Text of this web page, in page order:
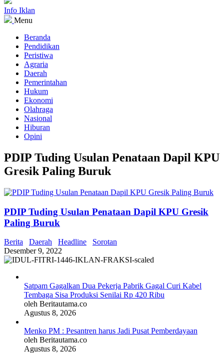
Info Iklan
Menu
Beranda
Pendidikan
Peristiwa
Agraria
Daerah
Pemerintahan
Hukum
Ekonomi
Olahraga
Nasional
Hiburan
Opini
PDIP Tuding Usulan Penataan Dapil KPU
Gresik Paling Buruk
PDIP Tuding Usulan Penataan Dapil KPU Gresik
Paling Buruk
Berita Daerah Headline
Sorotan
Desember 9, 2022
Satpam Gagalkan Dua Pekerja Pabrik Gagal Curi Kabel
Tembaga Sisa Produksi Senilai Rp 420 Ribu
oleh Beritautama.co
Agustus 8, 2026
Menko PM : Pesantren harus Jadi Pusat Pemberdayaan
oleh Beritautama.co
Agustus 8, 2026